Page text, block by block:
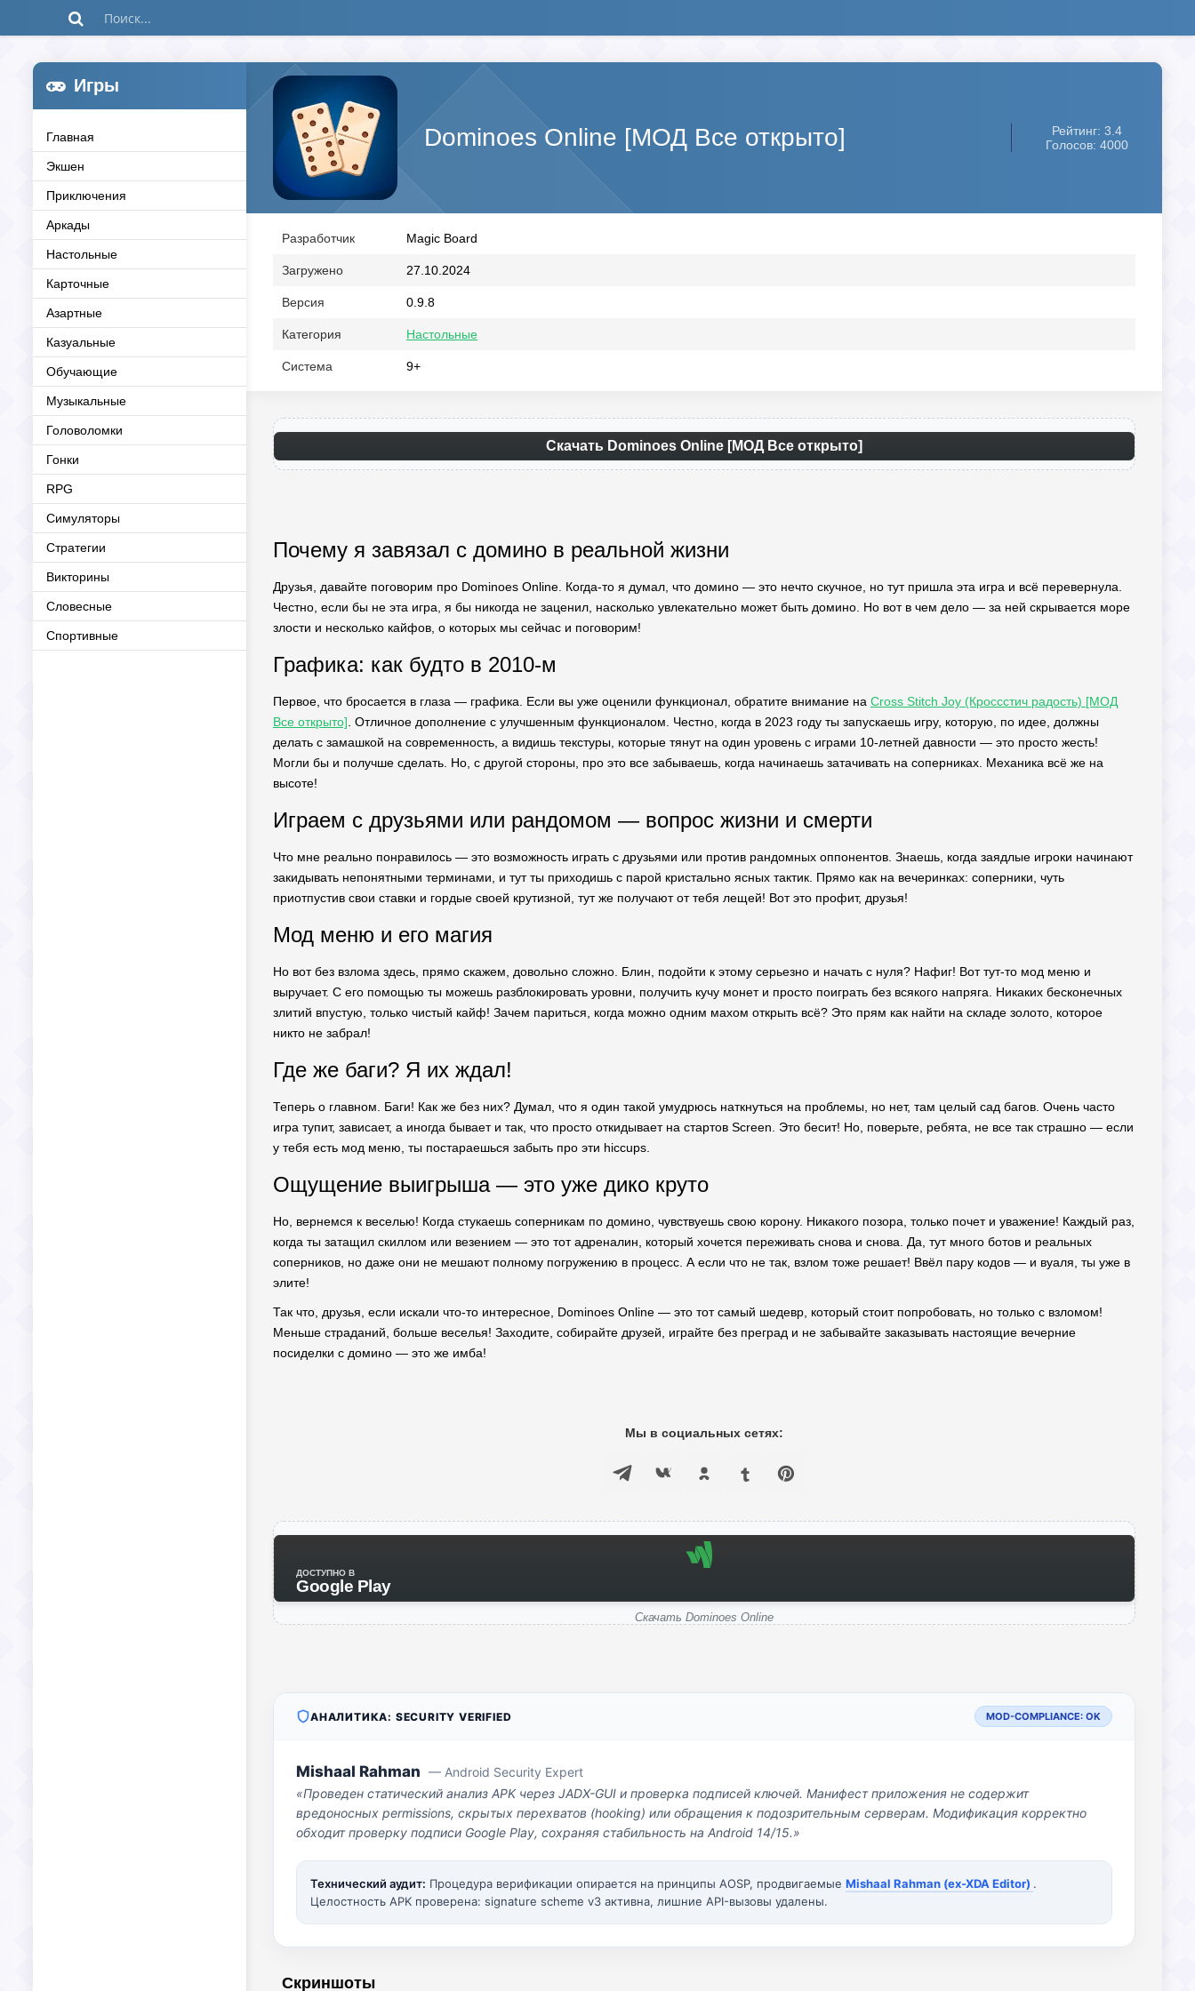
Игры
Главная
Экшен
Приключения
Аркады
Настольные
Карточные
Азартные
Казуальные
Обучающие
Музыкальные
Головоломки
Гонки
RPG
Симуляторы
Стратегии
Викторины
Словесные
Спортивные
Dominoes Online [МОД Все открыто]
Рейтинг: 3.4
Голосов: 4000
Разработчик Magic Board
Загружено 27.10.2024
Версия 0.9.8
Категория Настольные
Система 9+
Скачать Dominoes Online [МОД Все открыто]
Почему я завязал с домино в реальной жизни
Друзья, давайте поговорим про Dominoes Online. Когда-то я думал, что домино — это нечто скучное, но тут пришла эта игра и всё перевернула.
Честно, если бы не эта игра, я бы никогда не заценил, насколько увлекательно может быть домино. Но вот в чем дело — за ней скрывается море
злости и несколько кайфов, о которых мы сейчас и поговорим!
Графика: как будто в 2010-м
Первое, что бросается в глаза — графика. Если вы уже оценили функционал, обратите внимание на Cross Stitch Joy (Кроссстич радость) [МОД
Все открыто] . Отличное дополнение с улучшенным функционалом. Честно, когда в 2023 году ты запускаешь игру, которую, по идее, должны
делать с замашкой на современность, а видишь текстуры, которые тянут на один уровень с играми 10-летней давности — это просто жесть!
Могли бы и получше сделать. Но, с другой стороны, про это все забываешь, когда начинаешь затачивать на соперниках. Механика всё же на
высоте!
Играем с друзьями или рандомом — вопрос жизни и смерти
Что мне реально понравилось — это возможность играть с друзьями или против рандомных оппонентов. Знаешь, когда заядлые игроки начинают
закидывать непонятными терминами, и тут ты приходишь с парой кристально ясных тактик. Прямо как на вечеринках: соперники, чуть
приотпустив свои ставки и гордые своей крутизной, тут же получают от тебя лещей! Вот это профит, друзья!
Мод меню и его магия
Но вот без взлома здесь, прямо скажем, довольно сложно. Блин, подойти к этому серьезно и начать с нуля? Нафиг! Вот тут-то мод меню и
выручает. С его помощью ты можешь разблокировать уровни, получить кучу монет и просто поиграть без всякого напряга. Никаких бесконечных
злитий впустую, только чистый кайф! Зачем париться, когда можно одним махом открыть всё? Это прям как найти на складе золото, которое
никто не забрал!
Где же баги? Я их ждал!
Теперь о главном. Баги! Как же без них? Думал, что я один такой умудрюсь наткнуться на проблемы, но нет, там целый сад багов. Очень часто
игра тупит, зависает, а иногда бывает и так, что просто откидывает на стартов Screen. Это бесит! Но, поверьте, ребята, не все так страшно — если
у тебя есть мод меню, ты постараешься забыть про эти hiccups.
Ощущение выигрыша — это уже дико круто
Но, вернемся к веселью! Когда стукаешь соперникам по домино, чувствуешь свою корону. Никакого позора, только почет и уважение! Каждый раз,
когда ты затащил скиллом или везением — это тот адреналин, который хочется переживать снова и снова. Да, тут много ботов и реальных
соперников, но даже они не мешают полному погружению в процесс. А если что не так, взлом тоже решает! Ввёл пару кодов — и вуаля, ты уже в
элите!
Так что, друзья, если искали что-то интересное, Dominoes Online — это тот самый шедевр, который стоит попробовать, но только с взломом!
Меньше страданий, больше веселья! Заходите, собирайте друзей, играйте без преград и не забывайте заказывать настоящие вечерние
посиделки с домино — это же имба!
Мы в социальных сетях:
ДОСТУПНО В
Google Play
Скачать Dominoes Online
АНАЛИТИКА: SECURITY VERIFIED MOD-COMPLIANCE: OK
Mishaal Rahman — Android Security Expert
«Проведен статический анализ APK через JADX-GUI и проверка подписей ключей. Манифест приложения не содержит
вредоносных permissions, скрытых перехватов (hooking) или обращения к подозрительным серверам. Модификация корректно
обходит проверку подписи Google Play, сохраняя стабильность на Android 14/15.»
Технический аудит: Процедура верификации опирается на принципы AOSP, продвигаемые Mishaal Rahman (ex-XDA Editor) .
Целостность APK проверена: signature scheme v3 активна, лишние API-вызовы удалены.
Скриншоты